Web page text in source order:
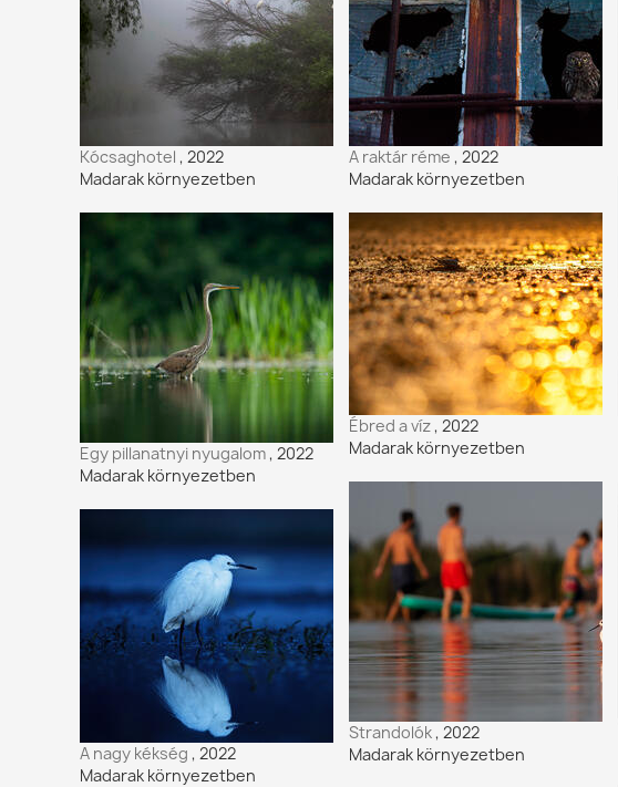
Kócsaghotel , 2022
Madarak környezetben
Egy pillanatnyi nyugalom, 2022
Madarak környezetben
A nagy kékség , 2022
Madarak környezetben
A raktár réme , 2022
Madarak környezetben
Ébred a víz, 2022
Madarak környezetben
Strandolók, 2022
Madarak környezetben